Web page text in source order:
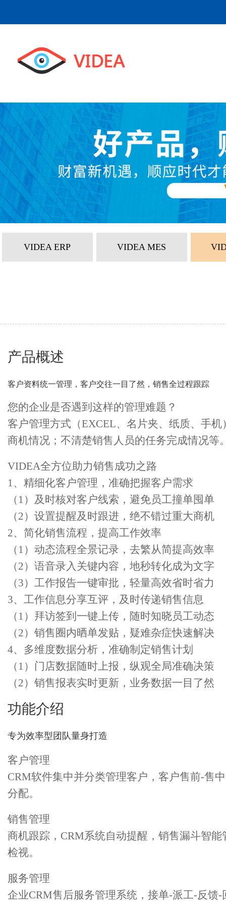
VIDEA ERP VIDEA MES
产品概述
客户资料统一管理，客户交往一目了然，销售全过程跟踪
您的企业是否遇到这样的管理难题？
客户管理方式（EXCEL、名片夹、纸质、手
商机情况；不清楚销售人员的任务完成情况等
VIDEA全方位助力销售成功之路
1、精细化客户管理，准确把握客户需求
（1）及时核对客户线索，避免员工撞单囤单
（2）设置提醒及时跟进，绝不错过重大商机
2、简化销售流程，提高工作效率
（1）动态流程全景记录，去繁从简提高效率
（2）语音录入关键内容，地秒转化成为文字
（3）工作报告一键审批，轻量高效省时省力
3、工作信息分享互评，及时传递销售信息
（1）拜访签到一键上传，随时知晓员工动态
（2）销售圈内晒单发贴，疑难杂症快速解决
4、多维度数据分析，准确制定销售计划
（1）门店数据随时上报，纵观全局准确决策
（2）销售报表实时更新，业务数据一目了然
功能介绍
专为效率型团队量身打造
客户管理
CRM软件集中并分类管理客户，客户售前-售
分配。
销售管理
商机跟踪，CRM系统自动提醒，销售漏斗智
检视。
服务管理
企业CRM售后服务管理系统，接单-派工-反馈